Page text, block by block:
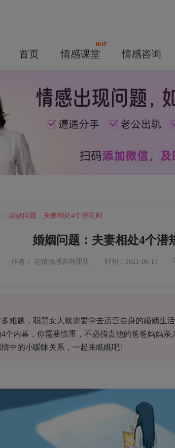
首页 情感课堂 情感咨询
> 婚姻问题：夫妻相处4个潜规则
婚姻问题：夫妻相处4个潜
作者： 花镇情感咨询团队 时间：2021-06-11
难题，聪慧女人就需要学去运营自身的婚姻生
个内幕，你需要慎重，不必指责他的爸爸妈妈
中的小暧昧关系，一起来瞧瞧吧!